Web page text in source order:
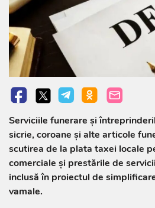
Serviciile funerare și
sicrie, coroane și alte articole
scutirea de la plata taxei locale
comerciale și prestările de
inclusă în proiectul de
vamale.